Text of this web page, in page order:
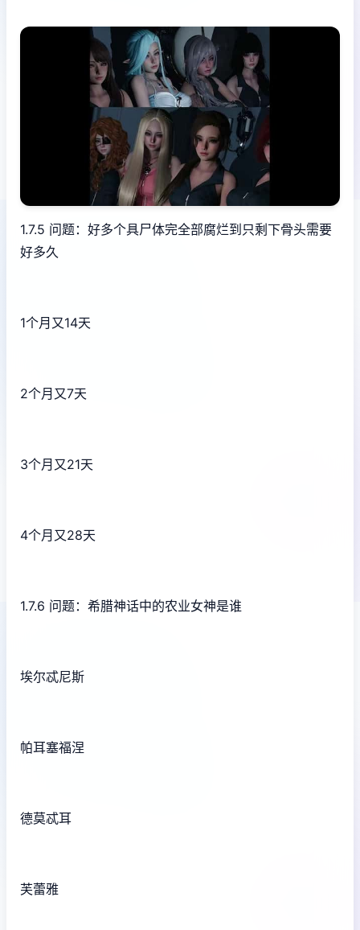
1.7.5 问题：好多个具尸体完全部腐烂到只剩下骨头需要
好多久
1个月又14天
2个月又7天
3个月又21天
4个月又28天
1.7.6 问题：希腊神话中的农业女神是谁
埃尔忒尼斯
帕耳塞福涅
德莫忒耳
芙蕾雅